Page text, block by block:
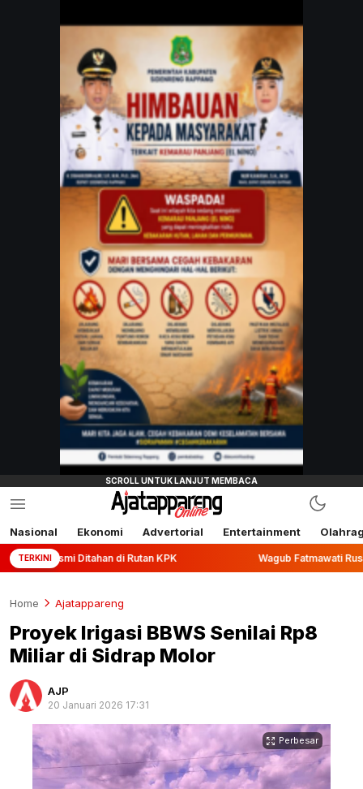
Nasional Ekonomi Advertorial Entertainment
TERKINIdi Rutan KPK Wagub Fatmawati Rusdi Lepas
Home Ajatappareng
Proyek Irigasi BBWS Senilai Rp8
Miliar di Sidrap Molor
AJP
20 Januari 2026 17:31
Perbesar